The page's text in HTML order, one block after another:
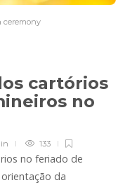
ceremony
cartórios
no
133
no feriado de
da